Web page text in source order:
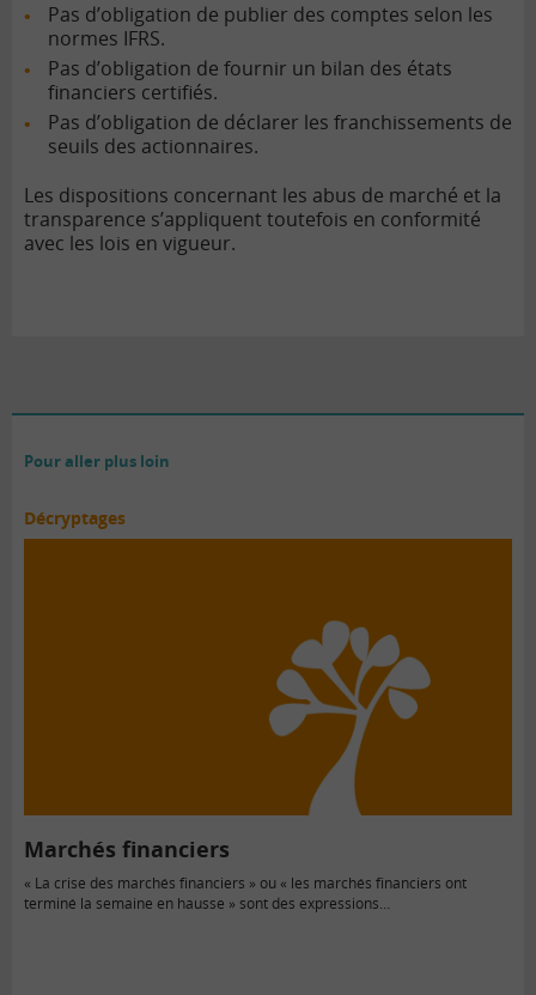
Pas d’obligation de publier des comptes selon les
normes IFRS.
Pas d’obligation de fournir un bilan des états
financiers certifiés.
Pas d’obligation de déclarer les franchissements de
seuils des actionnaires.
Les dispositions concernant les abus de marché et la
transparence s’appliquent toutefois en conformité
avec les lois en vigueur.
Pour aller plus loin
Décryptages
Marchés financiers
« La crise des marchés financiers » ou « les marchés financiers ont
terminé la semaine en hausse » sont des expressions…